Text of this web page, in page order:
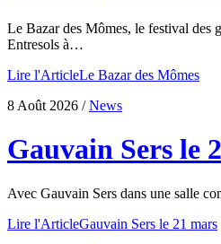
Le Bazar des Mômes, le festival des
Entresols à…
Lire l'ArticleLe Bazar des Mômes
8 Août 2026 /News
Gauvain Sers le
Avec Gauvain Sers dans une salle
Lire l'ArticleGauvain Sers le 21 mars